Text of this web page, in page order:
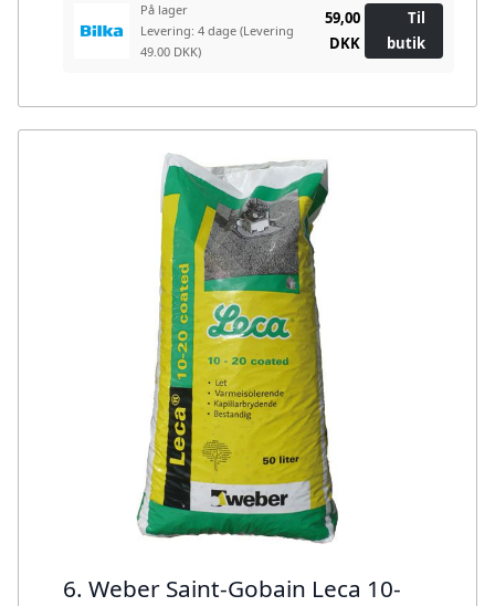
På lager
Levering: 4 dage (Levering
49.00 DKK)
59,00
DKK
Til
butik
6. Weber Saint-Gobain Leca 10-